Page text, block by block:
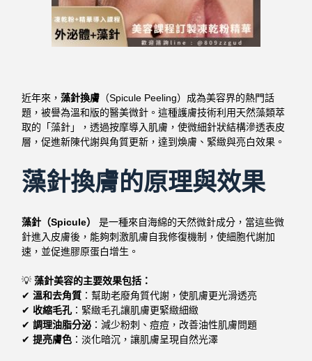
近年來，藻針換膚 （Spicule Peeling）成為美容界的熱門話
題，被譽為溫和版的醫美微針。這種護膚技術利用天然藻類萃
取的「藻針」，透過按摩導入肌膚，使微細針狀結構滲透表皮
層，促進新陳代謝與角質更新，達到煥膚、緊緻與亮白效果。
藻針換膚的原理與效果
藻針（Spicule）
是一種來自海綿的天然微針成分，當這些微
針進入皮膚後，能夠刺激肌膚自我修復機制，使細胞代謝加
速，並促進膠原蛋白增生。
💡藻針美容的主要效果包括：
✔溫和去角質 ：幫助老廢角質代謝，使肌膚更光滑透亮
✔ 收縮毛孔：緊緻毛孔讓肌膚更緊緻細緻
✔調理油脂分泌 ：減少粉刺、痘痘，改善油性肌膚問題
✔提亮膚色 ：淡化暗沉，讓肌膚呈現自然光澤